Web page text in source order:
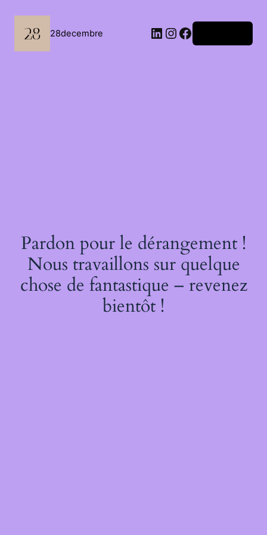
contenu
28decembre LinkedIn
Instagram
Facebook
Pardon pour le dérangement !
Nous travaillons sur quelque
chose de fantastique – revenez
bientôt !